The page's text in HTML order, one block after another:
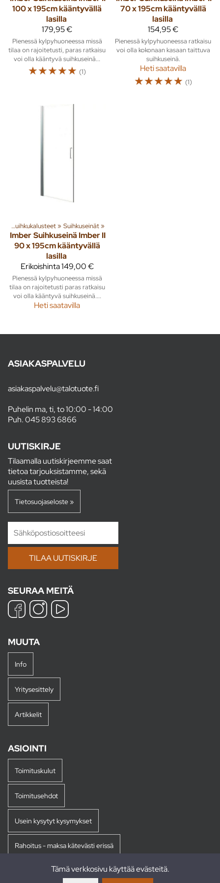
100 x 195cm kääntyvällä
lasilla
179,95 €
Pienessä kylpyhuoneessa missä
tilaa on rajoitetusti, paras ratkaisu
voi olla kääntyvä suihkuseinä...
☆☆☆☆☆ (1)
70 x 195cm kääntyvällä
lasilla
154,95 €
Pienessä kylpyhuoneessa ratkaisu
voi olla kokonaan kasaan taittuva
suihkuseinä.
Heti saatavilla
☆☆☆☆☆ (1)
Suihkukalusteet‪» Suihkuseinät‪»
Imber Suihkuseinä Imber II
90 x 195cm kääntyvällä
lasilla
Erikoishinta149,00 €
Pienessä kylpyhuoneessa missä
tilaa on rajoitetusti paras ratkaisu
voi olla kääntyvä suihkuseinä....
Heti saatavilla
ASIAKASPALVELU
asiakaspalvelu@talotuote.fi
Puhelin ma, ti, to 10:00 - 14:00
Puh.045 893 6866
UUTISKIRJE
Tilaamalla uutiskirjeemme saat
tietoa tarjouksistamme, sekä
uusista tuotteista!
Tietosuojaseloste »
SEURAA MEITÄ
MUUTA
Info
Yritysesittely
Artikkelit
ASIOINTI
Toimituskulut
Toimitusehdot
Usein kysytyt kysymykset
Rahoitus - maksa kätevästi erissä
Tämä verkkosivu käyttää evästeitä.